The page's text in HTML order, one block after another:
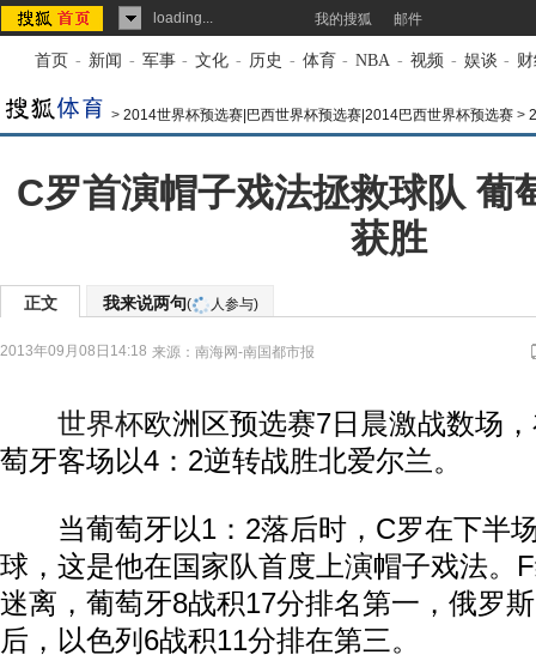
loading... 我的搜狐 邮件
首页 - 新闻 - 军事 - 文化 - 历史 - 体育 - NBA - 视频 - 娱谈 -
> 2014世界杯预选赛|巴西世界杯预选赛|2014巴西世界杯预选赛 >
C罗首演帽子戏法拯救球队 葡
获胜
正文 我来说两句( 人参与)
2013年09月08日14:18 来源： 南海网-南国都市报
世界杯欧洲区预选赛7日晨激战数场
萄牙客场以4：2逆转战胜北爱尔兰。
当葡萄牙以1：2落后时，C罗在下半
球，这是他在国家队首度上演帽子戏法。
迷离，葡萄牙8战积17分排名第一，俄罗
后，以色列6战积11分排在第三。